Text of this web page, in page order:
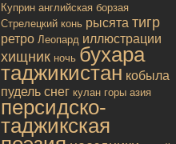
Куприн английская борзая
Стрелецкий конь рысята тигр
ретро Леопард иллюстрации
хищник ночь бухара
таджикистан кобыла
пудель снег кулан горы азия
персидско-
таджикская